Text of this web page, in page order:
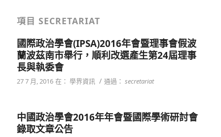
項目 SECRETARIAT
國際政治學會(IPSA)2016年會暨理事會假波
蘭波茲南市舉行，順利改選產生第24屆理事
長與執委會
27 7 月, 2016 在： 學界資訊 / 通過： secretariat
中國政治學會2016年年會暨國際學術研討會
錄取文章公告